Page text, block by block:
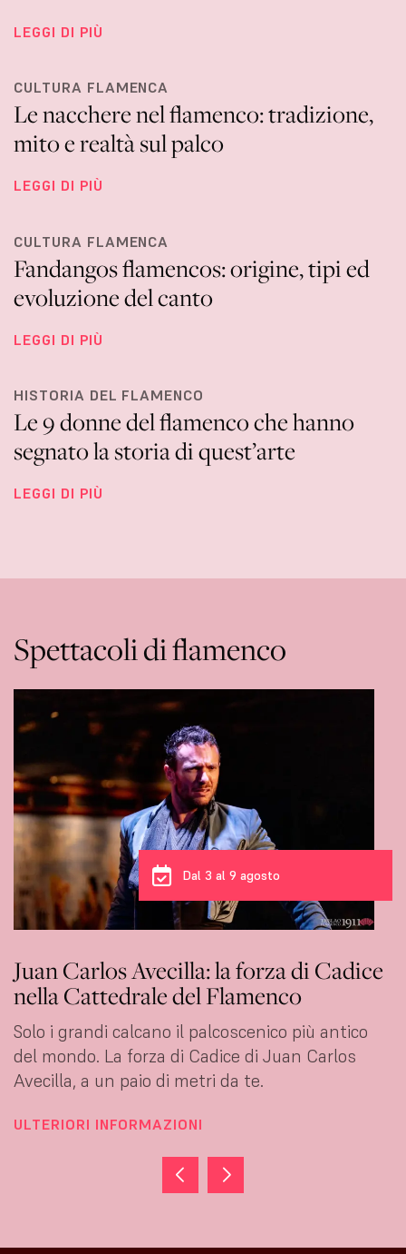
LEGGI DI PIÙ
CULTURA FLAMENCA
Le nacchere nel flamenco: tradizione,
mito e realtà sul palco
LEGGI DI PIÙ
CULTURA FLAMENCA
Fandangos flamencos: origine, tipi ed
evoluzione del canto
LEGGI DI PIÙ
HISTORIA DEL FLAMENCO
Le 9 donne del flamenco che hanno
segnato la storia di quest’arte
LEGGI DI PIÙ
Spettacoli di flamenco
Dal 3 al 6 agosto
Carmen Young: l’eleganza fatta ballo al
Tablao 1911
Ha attraversato un oceano per imparare a
ballare il flamenco. Oggi lo balla con un'eleganza
che non si insegna.
ULTERIORI INFORMAZIONI